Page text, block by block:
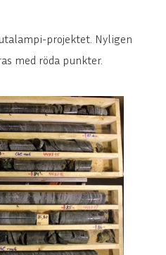
DEUTSCH
projektet. Nyligen
med röda punkter.